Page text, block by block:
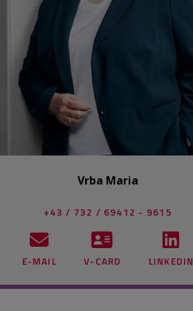
Vrba Maria
+43 / 732 / 69412 - 9615
E-MAIL V-CARD LINKEDIN